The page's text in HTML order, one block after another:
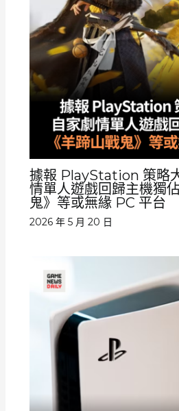
據報 PlayStation 策略
情單人遊戲回歸主機獨
鬼》等或無緣 PC 平台
2026 年 5 月 20 日